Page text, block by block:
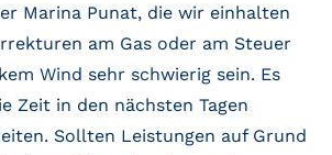
Marina Punat, die wir einhalten
am Gas oder am Steuer
Wind sehr schwierig sein. Es
Zeit in den nächsten Tagen
Sollten Leistungen auf Grund